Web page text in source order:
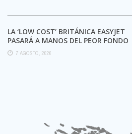
LA ‘LOW COST’ BRITÁNICA EASYJET
PASARÁ A MANOS DEL PEOR FONDO
POSIBLE:
7 AGOSTO, 2026